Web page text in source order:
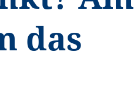
das